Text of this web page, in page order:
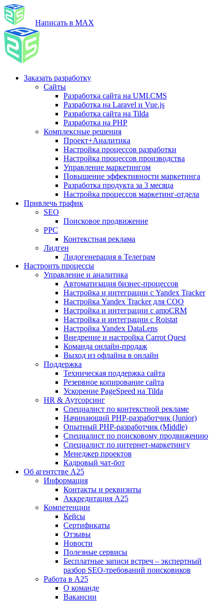
Написать в MAX
Заказать разработку
Сайты
Разработка сайта на UMI.CMS
Разработка на Laravel и Vue.js
Разработка сайта на Tilda
Разработка на PHP
Комплексные решения
Проект+Аналитика
Настройка процессов разработки
Настройка процессов производства
Управление маркетингом
Повышение эффективности маркетинга
Разработка продукта за 3 месяца
Настройка процессов маркетинг-отдела
Привлечь трафик
SEO
Поисковое продвижение
PPC
Контекстная реклама
Лидген
Лидогенерация в Телеграм
Настроить процессы
Управление и аналитика
Автоматизация бизнес-процессов
Настройка и интеграции с Yandex Tracker
Настройка Yandex Tracker для СОО
Настройка и интеграции с amoCRM
Настройка и интеграции с Roistat
Настройка Yandex DataLens
Внедрение и настройка Carrot Quest
Команда онлайн-продаж
Выход из офлайна в онлайн
Поддержка
Техническая поддержка сайта
Резервное копирование сайта
Ускорение PageSpeed на Tilda
HR & Аутсорсинг
Специалист по контекстной рекламе
Начинающий PHP-разработчик (Junior)
Опытный PHP-разработчик (Middle)
Специалист по поисковому продвижению
Специалист по интернет-маркетингу
Менеджер проектов
Кадровый чат-бот
Об агентстве А25
Информация
Контакты и реквизиты
Аккредитация А25
Компетенции
Кейсы
Сертификаты
Отзывы
Новости
Полезные сервисы
Бесплатные записи встреч – экспертный
разбор SEO-требований поисковиков
Работа в А25
О команде
Вакансии